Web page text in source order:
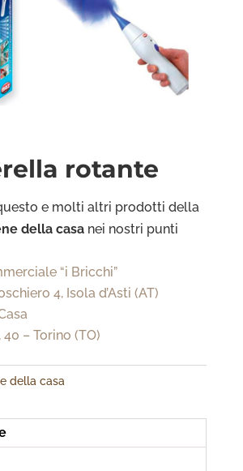
rotante
e molti altri prodotti della
della casa nei nostri punti
“i Bricchi”
4, Isola d’Asti (AT)
– Torino (TO)
della casa